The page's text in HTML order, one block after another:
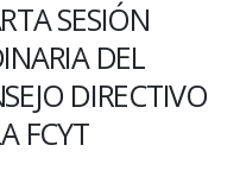
A UNA
RENTADA EN
DE ENTRE